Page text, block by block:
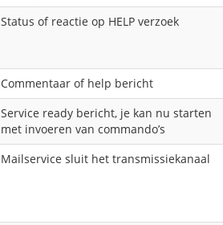
Status of reactie op HELP verzoek
Commentaar of help bericht
Service ready bericht, je kan nu starten
met invoeren van commando’s
Mailservice sluit het transmissiekanaal